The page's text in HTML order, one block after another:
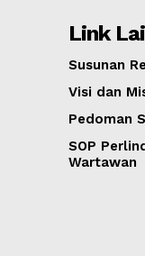
Link
Susunan
Visi dan
Pedoman
SOP
Wartawan